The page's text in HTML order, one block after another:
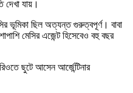
যায়।
ভূমিকা ছিল অত্যন্ত গুরুত্বপূর্ণ। বাবা
মেসির এজেন্ট হিসেবেও বহু বছর
ছুটে আসেন আর্জেন্টিনার